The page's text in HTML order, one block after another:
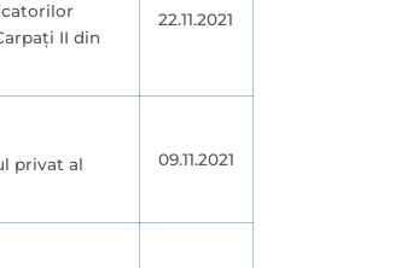
II din
22.11.2021
privat al
09.11.2021